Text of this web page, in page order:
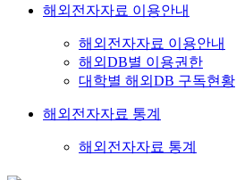
해외전자자료 이용안내
해외전자자료 이용안내
해외DB별 이용권한
대학별 해외DB 구독현황
해외전자자료 통계
해외전자자료 통계